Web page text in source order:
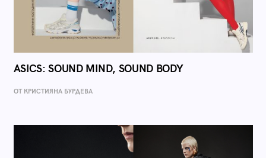
ASICS: SOUND MIND, SOUND BODY
ОТ КРИСТИЯНА БУРДЕВА